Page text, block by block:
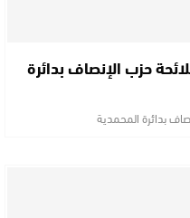
حزب الإنصاف بدائرة
بدائرة المحمدية